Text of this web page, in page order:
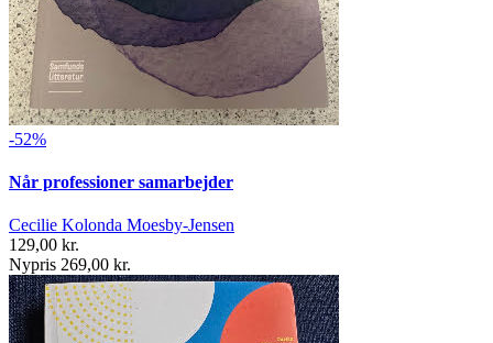
-52%
Når professioner samarbejder
Cecilie Kolonda Moesby-Jensen
129,00 kr.
Nypris 269,00 kr.